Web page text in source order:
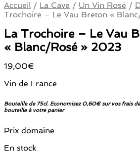
Accueil / La Cave / Un Vin Rosé /
Trochoire – Le Vau Breton «
La Trochoire – Le Vau
« Blanc/Rosé » 2023
19,00€
Vin de France
Bouteille de 75cl. Economisez 0,60€ sur vos frais
bouteille à votre panier
Prix domaine
En stock